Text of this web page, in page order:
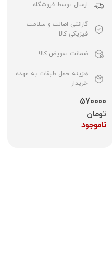
ارسال توسط فروشگاه
گارانتی اصالت و سلامت
فیزیکی کالا
ضمانت تعویض کالا
هزینه حمل طبقات به عهده
خریدار
570000
تومان
ناموجود